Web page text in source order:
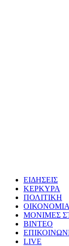
ΕΙΔΗΣΕΙΣ
ΚΕΡΚΥΡΑ
ΠΟΛΙΤΙΚΗ
ΜΟΝΙΜΕΣ
ΒΙΝΤΕΟ
LIVE